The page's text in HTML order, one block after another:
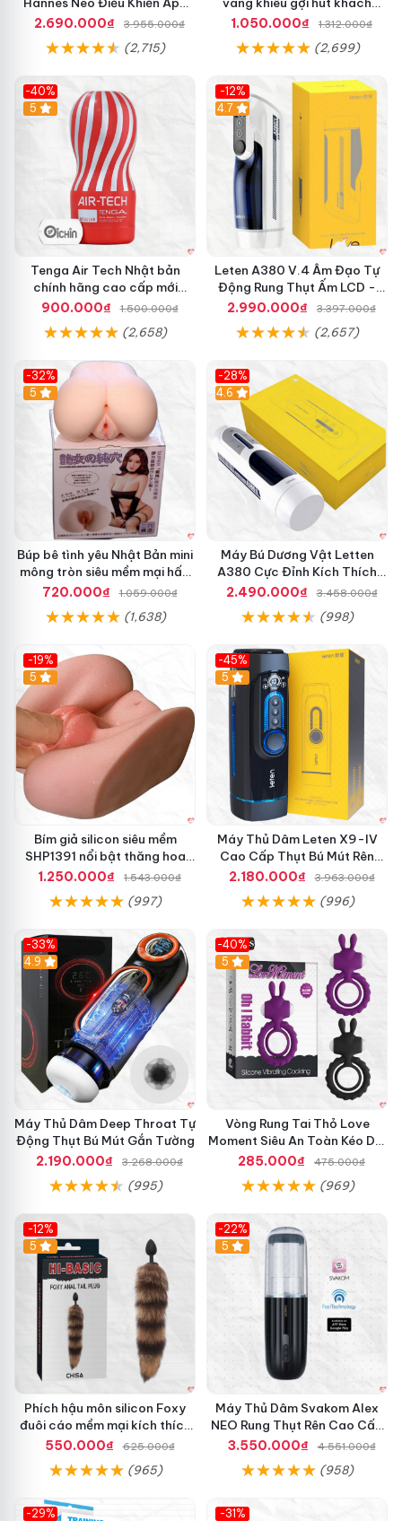
Kích Thích
2.690.000₫ 3.955.000₫
(2,715)
hàng nam
1.050.000₫ 1.312.000₫
(2,699)
-40%
Hot
5
Tenga Air Tech Nhật bản
chính hãng cao cấp mới
nguyên seal giá tốt
900.000₫ 1.500.000₫
(2,658)
-12%
Hot
4.7
Leten A380 V.4 Âm Đạo Tự
Động Rung Thụt Ấm LCD -
Cực Phê
2.990.000₫ 3.397.000₫
(2,657)
-32%
Hot
5
Búp bê tình yêu Nhật Bản mini
mông tròn siêu mềm mại hấp
dẫn
720.000₫ 1.059.000₫
(1,638)
-28%
Hot
4.6
Máy Bú Dương Vật Letten
A380 Cực Đỉnh Kích Thích
Mạnh Mẽ
2.490.000₫ 3.458.000₫
(998)
-19%
Hot
5
Bím giả silicon siêu mềm
SHP1391 nổi bật thăng hoa
hoàn hảo
1.250.000₫ 1.543.000₫
(997)
-45%
Hot
5
Máy Thủ Dâm Leten X9-IV
Cao Cấp Thụt Bú Mút Rên
Tỏa Nhiệt Sạc Pin
2.180.000₫ 3.963.000₫
(996)
-33%
Hot
4.9
Máy Thủ Dâm Deep Throat Tự
Động Thụt Bú Mút Gắn Tường
2.190.000₫
3.268.000₫
(995)
-40%
5
Vòng Rung Tai Thỏ Love
Moment Siêu An Toàn Kéo Dài
Thời Gian
285.000₫ 475.000₫
(969)
-12%
Hot
5
Phích hậu môn silicon Foxy
đuôi cáo mềm mại kích thích
cảm giác mới
550.000₫ 625.000₫
(965)
-22%
5
Máy Thủ Dâm Svakom Alex
NEO Rung Thụt Rên Cao Cấp
Điều Khiển App
3.550.000₫ 4.551.000₫
(958)
-29%
-31%